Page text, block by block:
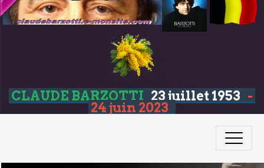
CLAUDE BARZOTTI 23 juillet 1953 -
24 juin 2023